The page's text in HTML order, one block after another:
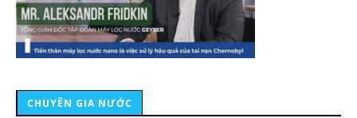
CHUYÊN GIA NƯỚC